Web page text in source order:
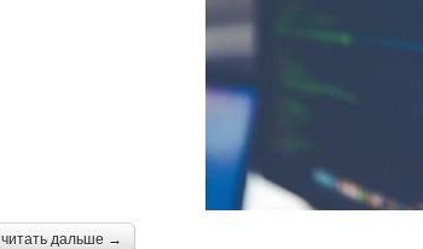
читать дальше →